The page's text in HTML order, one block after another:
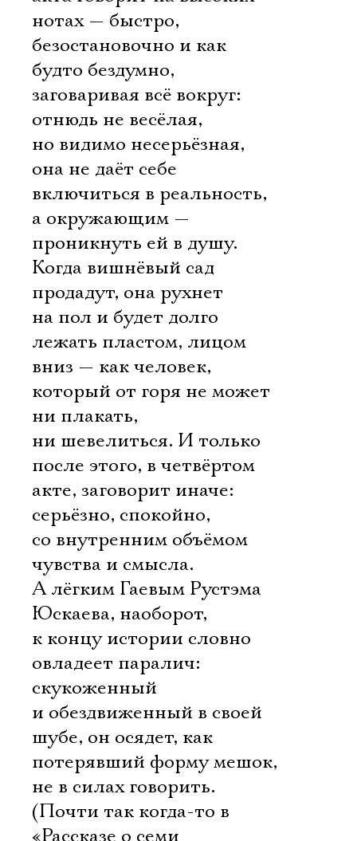
нотах — быстро,
безостановочно и как
будто бездумно,
заговаривая всё вокруг:
отнюдь не весёлая,
но видимо несерьёзная,
она не даёт себе
включиться в реальность,
а окружающим —
проникнуть ей в душу.
Когда вишнёвый сад
продадут, она рухнет
на пол и будет долго
лежать пластом, лицом
вниз — как человек,
который от горя не может
ни плакать,
ни шевелиться. И только
после этого, в четвёртом
акте, заговорит иначе:
серьёзно, спокойно,
со внутренним объёмом
чувства и смысла.
А лёгким Гаевым Рустэма
Юскаева, наоборот,
к концу истории словно
овладеет паралич:
скукоженный
и обездвиженный в своей
шубе, он осядет, как
потерявший форму мешок,
не в силах говорить.
(Почти так когда-то в
«Рассказе о семи